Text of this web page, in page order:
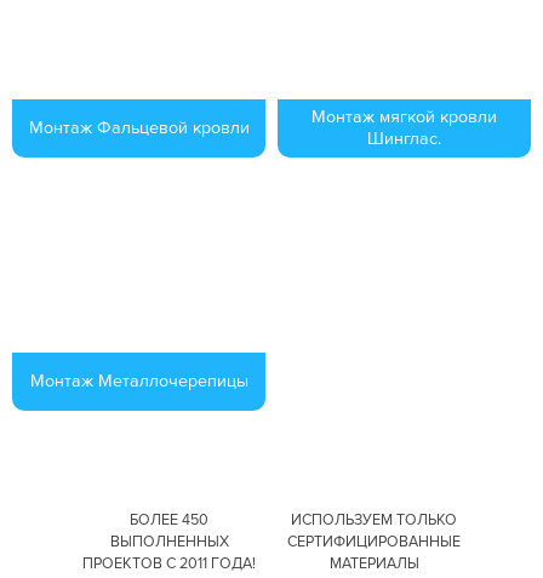
Монтаж Фальцевой кровли
Монтаж мягкой кровли
Шинглас.
Монтаж Металлочерепицы
БОЛЕЕ 450
ВЫПОЛНЕННЫХ
ПРОЕКТОВ С 2011 ГОДА!
ИСПОЛЬЗУЕМ ТОЛЬКО
СЕРТИФИЦИРОВАННЫЕ
МАТЕРИАЛЫ